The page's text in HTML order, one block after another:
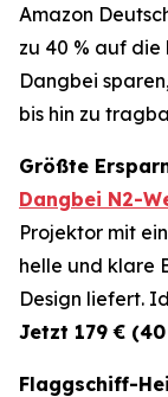
Amazon
zu 40 % auf
Dangbei
bis hin zu
Größte
Dangbei N2-
Projektor mit
helle und klare
Design liefert.
Jetzt 179 €
Flaggschiff-